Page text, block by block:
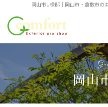
岡山市U様邸｜岡山市・倉敷市の
岡山